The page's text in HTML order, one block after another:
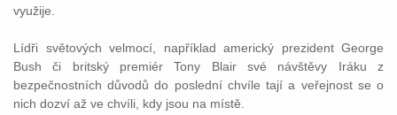
využije.
Lídři světových velmocí, například americký prezident George
Bush či britský premiér Tony Blair své návštěvy Iráku z
bezpečnostních důvodů do poslední chvíle tají a veřejnost se o
nich dozví až ve chvíli, kdy jsou na místě.